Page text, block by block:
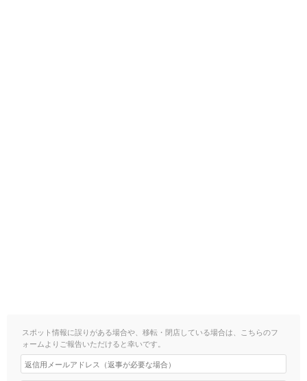
スポット情報に誤りがある場合や、移転・閉店している場合は、こちらのフ
ォームよりご報告いただけると幸いです。